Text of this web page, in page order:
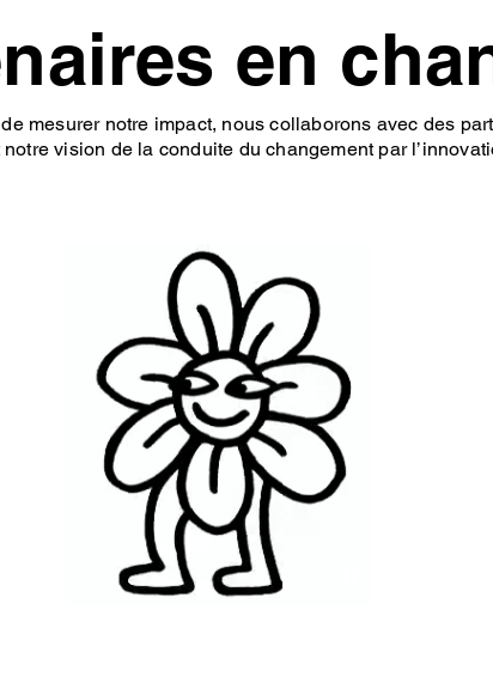
en
mesurer notre impact, nous collaborons avec des
notre vision de la conduite du changement par